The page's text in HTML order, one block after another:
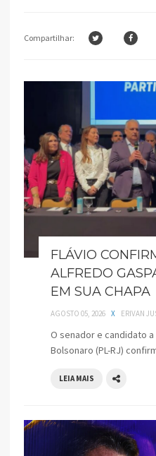
Compartilhar:
FLÁVIO
ALFREDO
EM SUA CHAPA
AGOSTO 05, 2026 X ERIVAN
O senador e candidato
Bolsonaro (PL-RJ)
LEIA MAIS